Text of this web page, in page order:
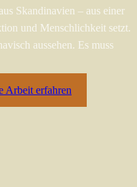
Skandinavien – aus einer
und Menschlichkeit setzt.
aussehen. Es muss
Arbeit erfahren